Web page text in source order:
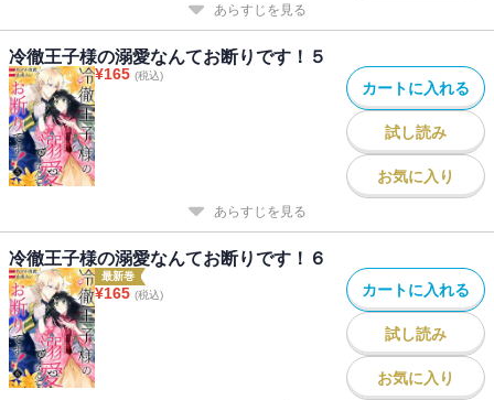
あらすじを見る
冷徹王子様の溺愛なんてお断りです！５
¥165 (税込)
カートに入れる
試し読み
お気に入り
あらすじを見る
冷徹王子様の溺愛なんてお断りです！６
最新巻
¥165 (税込) カートに入れる
試し読み
お気に入り